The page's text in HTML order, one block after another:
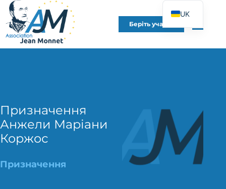
Беріть участь
Призначення
Анжели Маріани
Коржос
Призначення
UK
FR
EN
PL